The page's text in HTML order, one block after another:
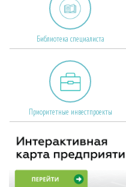
Библиотека специалиста
Приоритетные инвестпроекты